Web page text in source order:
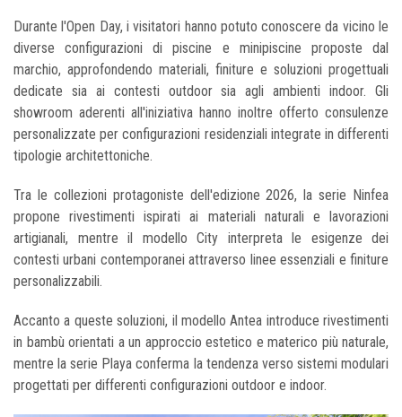
Durante l'Open Day, i visitatori hanno potuto conoscere da vicino le
diverse configurazioni di piscine e minipiscine proposte dal
marchio, approfondendo materiali, finiture e soluzioni progettuali
dedicate sia ai contesti outdoor sia agli ambienti indoor. Gli
showroom aderenti all'iniziativa hanno inoltre offerto consulenze
personalizzate per configurazioni residenziali integrate in differenti
tipologie architettoniche.
Tra le collezioni protagoniste dell'edizione 2026, la serie Ninfea
propone rivestimenti ispirati ai materiali naturali e lavorazioni
artigianali, mentre il modello City interpreta le esigenze dei
contesti urbani contemporanei attraverso linee essenziali e finiture
personalizzabili.
Accanto a queste soluzioni, il modello Antea introduce rivestimenti
in bambù orientati a un approccio estetico e materico più naturale,
mentre la serie Playa conferma la tendenza verso sistemi modulari
progettati per differenti configurazioni outdoor e indoor.